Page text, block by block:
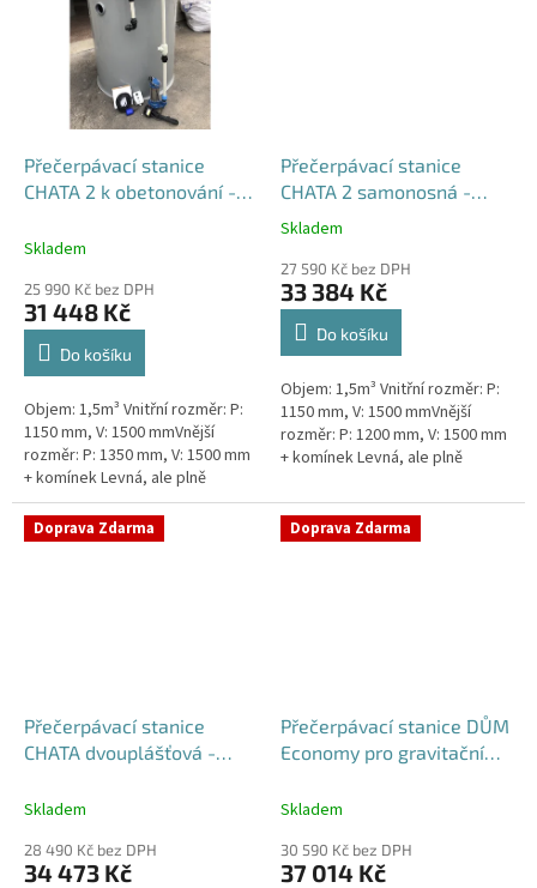
Přečerpávací stanice
CHATA 2 k obetonování -
Skladem
25 990 Kč bez DPH
31 448 Kč
Do košíku
Objem: 1,5m³ Vnitřní rozměr: P:
1150 mm, V: 1500 mmVnější
rozměr: P: 1350 mm, V: 1500 mm
+ komínek Levná, ale plně
funkční přečerpávací stanice
určená k chatám, zahradám,...
Přečerpávací stanice
CHATA 2 samonosná -
nádrž 1,5m3
Průměrné
produktu
je
5,0
hvězdiček.
Skladem
27 590 Kč bez DPH
33 384 Kč
Do košíku
Objem: 1,5m³ Vnitřní rozměr: P:
1150 mm, V: 1500 mmVnější
rozměr: P: 1200 mm, V: 1500 mm
+ komínek Levná, ale plně
určená k chatám, zahradám,...
Doprava Zdarma
Přečerpávací stanice
CHATA dvouplášťová -
Skladem
28 490 Kč bez DPH
34 473 Kč
Doprava Zdarma
Přečerpávací stanice DŮM
Economy pro gravitační
- nádrž 1m3
Skladem
30 590 Kč bez DPH
37 014 Kč